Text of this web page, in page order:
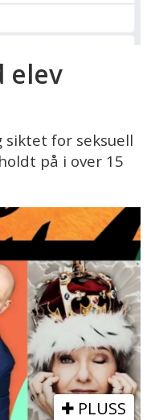
elev
for seksuell
på i over 15
PLUSS